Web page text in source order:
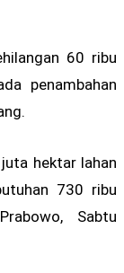
60 ribu
penambahan
hektar lahan
730 ribu
Sabtu